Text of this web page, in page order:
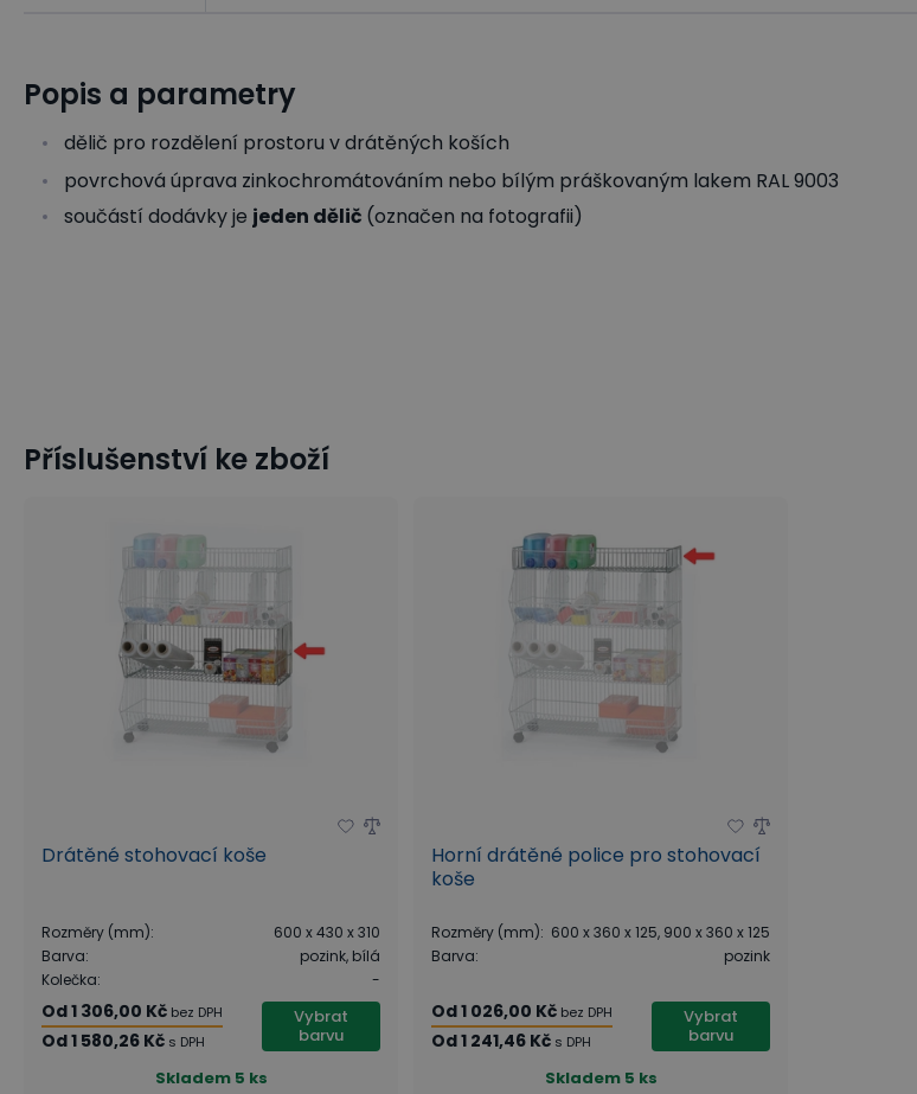
Popis a parametry
dělič pro rozdělení prostoru v drátěných koších
povrchová úprava zinkochromátováním nebo bílým práškovaným lakem RAL 9003
součástí dodávky je jeden dělič (označen na fotografii)
Drátěné koše Regály a skladování
Příslušenství ke zboží
Drátěné stohovací koše
Rozměry (mm):
600 x 430 x 310
Barva:
pozink, bílá
Kolečka: -
Od1 306,00 Kč bez DPH
Od1 580,26 Kč s DPH
Vybrat
barvu
Skladem 5 ks
Horní drátěné police pro stohovací
koše
Rozměry (mm): 600 x 360 x 125, 900 x 360 x 125
Barva: pozink
Od1 026,00 Kč bez DPH
Od1 241,46 Kč s DPH
Vybrat
barvu
Skladem 5 ks